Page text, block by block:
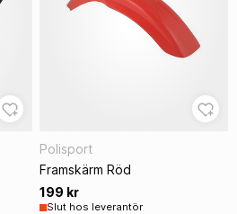
Polisport
Framskärm Röd
199 kr
Slut hos leverantör